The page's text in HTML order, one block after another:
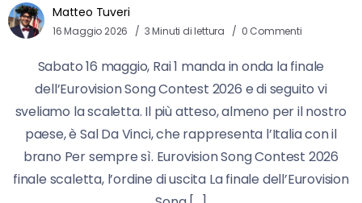
Matteo Tuveri
16 Maggio 2026 3 Minuti di lettura 0 Commenti
Sabato 16 maggio, Rai 1 manda in onda la finale
dell’Eurovision Song Contest 2026 e di seguito vi
sveliamo la scaletta. Il più atteso, almeno per il nostro
paese, è Sal Da Vinci, che rappresenta l’Italia con il
brano Per sempre sì. Eurovision Song Contest 2026
finale scaletta, l’ordine di uscita La finale dell’Eurovision